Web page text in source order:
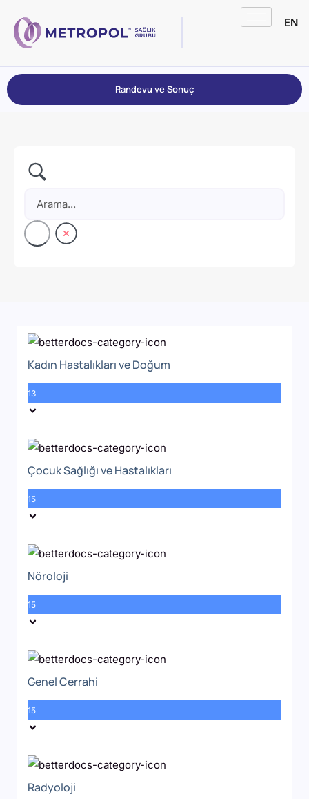
EN
Randevu ve Sonuç
Kadın Hastalıkları ve Doğum
13
Çocuk Sağlığı ve Hastalıkları
15
Nöroloji
15
Genel Cerrahi
15
Radyoloji